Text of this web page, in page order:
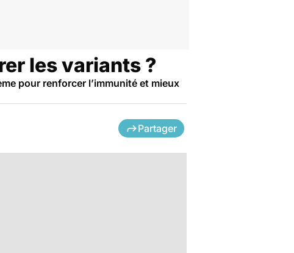
les variants ?
pour renforcer l’immunité et mieux
Partager